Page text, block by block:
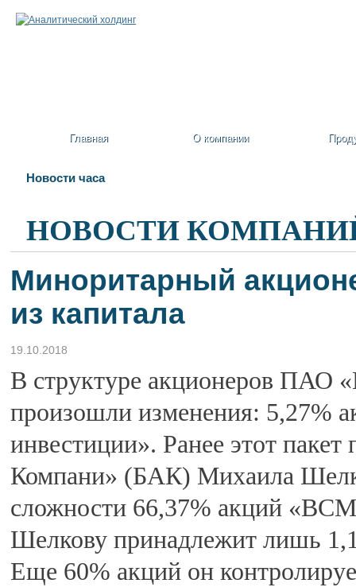
Главная О компании
Новости часа
НОВОСТИ
Миноритарный
из капитала
19.10.2018
В структуре акционеров
произошли изменения:
инвестиции». Ранее этот
Компани» (БАК) Михаила
сложности 66,37% акций
Шелкову принадлежит лишь
Еще 60% акций он